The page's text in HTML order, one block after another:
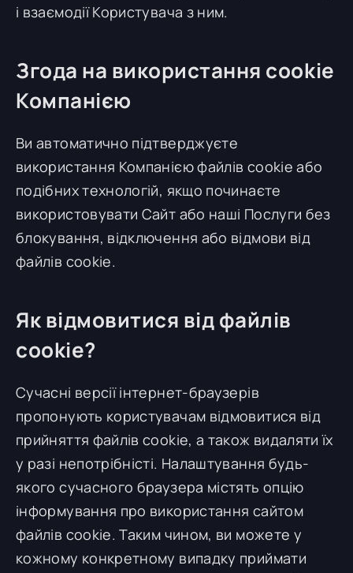
і взаємодії Користувача з ним.
Згода на використання cookie
Компанією
Ви автоматично підтверджуєте
використання Компанією файлів cookie або
подібних технологій, якщо починаєте
використовувати Сайт або наші Послуги без
блокування, відключення або відмови від
файлів cookie.
Як відмовитися від файлів
cookie?
Сучасні версії інтернет-браузерів
пропонують користувачам відмовитися від
прийняття файлів cookie, а також видаляти їх
у разі непотрібністі. Налаштування будь-
якого сучасного браузера містять опцію
інформування про використання сайтом
файлів cookie. Таким чином, ви можете у
кожному конкретному випадку приймати